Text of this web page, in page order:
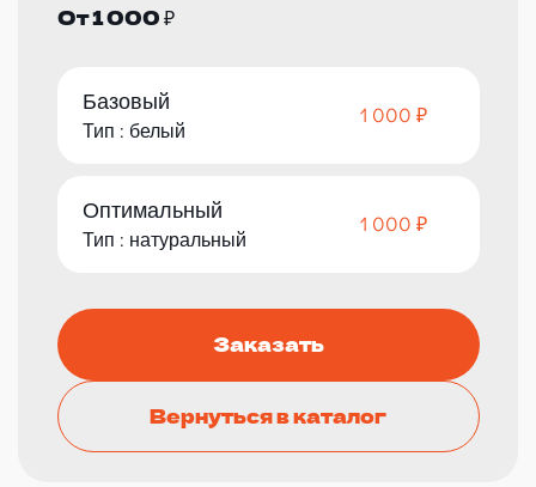
От 1 000 ₽
Базовый
Тип : белый
1 000 ₽
Оптимальный
Тип : натуральный
1 000 ₽
Заказать
Вернуться в каталог